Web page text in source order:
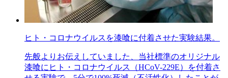
ヒト・コロナウイルスを漆喰に付着させた実験結果。
先般よりお伝えしていました、当社標準のオリジナル
漆喰にヒト・コロナウイルス（HCoV-229E）を付着さ